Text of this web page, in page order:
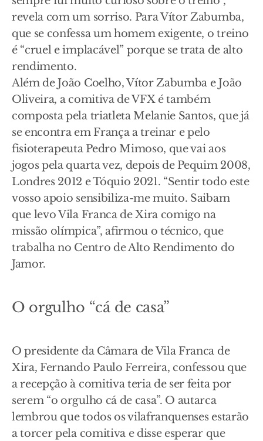
revela com um sorriso. Para Vítor Zabumba,
que se confessa um homem exigente, o treino
é “cruel e implacável” porque se trata de alto
rendimento.
Além de João Coelho, Vítor Zabumba e João
Oliveira, a comitiva de VFX é também
composta pela triatleta Melanie Santos, que já
se encontra em França a treinar e pelo
fisioterapeuta Pedro Mimoso, que vai aos
jogos pela quarta vez, depois de Pequim 2008,
Londres 2012 e Tóquio 2021. “Sentir todo este
vosso apoio sensibiliza-me muito. Saibam
que levo Vila Franca de Xira comigo na
missão olímpica”, afirmou o técnico, que
trabalha no Centro de Alto Rendimento do
Jamor.
O orgulho “cá de casa”
O presidente da Câmara de Vila Franca de
Xira, Fernando Paulo Ferreira, confessou que
a recepção à comitiva teria de ser feita por
serem “o orgulho cá de casa”. O autarca
lembrou que todos os vilafranquenses estarão
a torcer pela comitiva e disse esperar que